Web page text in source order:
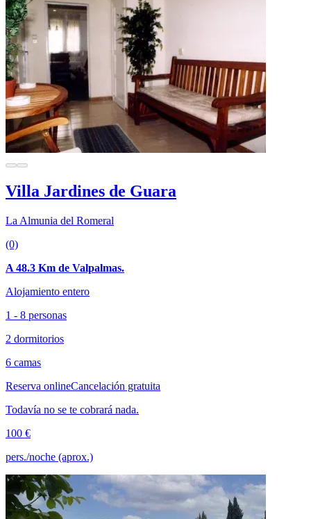
Villa Jardines de Guara
La Almunia del Romeral
(0)
A 48.3 Km de Valpalmas.
Alojamiento entero
1 - 8 personas
2 dormitorios
6 camas
Reserva onlineCancelación gratuita
Todavía no se te cobrará nada.
100 €
pers./noche (aprox.)